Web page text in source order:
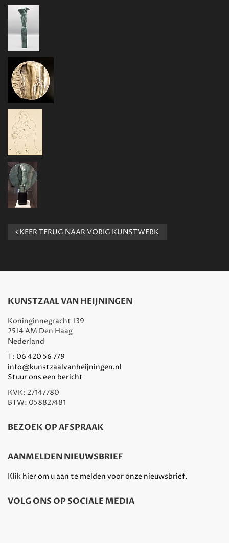
KEER TERUG NAAR VORIG KUNSTWERK
KUNSTZAAL VAN HEIJNINGEN
Koninginnegracht 139
2514 AM Den Haag
Nederland
T: 06 420 56 779
info@kunstzaalvanheijningen.nl
Stuur ons een bericht
KVK: 27147780
BTW: 058827481
BEZOEK OP AFSPRAAK
AANMELDEN NIEUWSBRIEF
Klik hier om u aan te melden voor onze nieuwsbrief.
VOLG ONS OP SOCIALE MEDIA